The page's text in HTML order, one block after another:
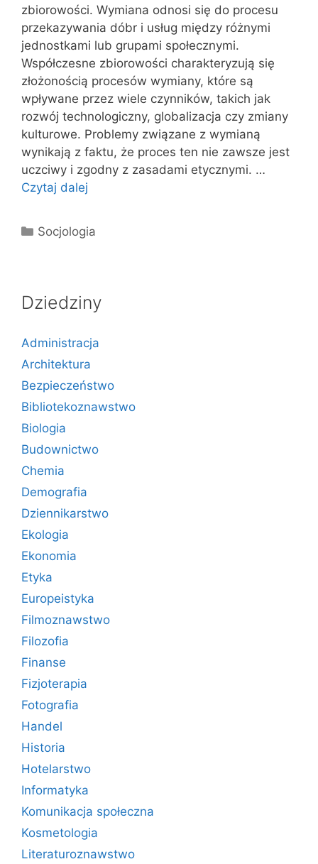
zbiorowości. Wymiana odnosi się do procesu
przekazywania dóbr i usług między różnymi
jednostkami lub grupami społecznymi.
Współczesne zbiorowości charakteryzują się
złożonością procesów wymiany, które są
wpływane przez wiele czynników, takich jak
rozwój technologiczny, globalizacja czy zmiany
kulturowe. Problemy związane z wymianą
wynikają z faktu, że proces ten nie zawsze jest
uczciwy i zgodny z zasadami etycznymi. …
Czytaj dalej
Kategorie
Socjologia
Dziedziny
Administracja
Architektura
Bezpieczeństwo
Bibliotekoznawstwo
Biologia
Budownictwo
Chemia
Demografia
Dziennikarstwo
Ekologia
Ekonomia
Etyka
Europeistyka
Filmoznawstwo
Filozofia
Finanse
Fizjoterapia
Fotografia
Handel
Historia
Hotelarstwo
Informatyka
Komunikacja społeczna
Kosmetologia
Literaturoznawstwo